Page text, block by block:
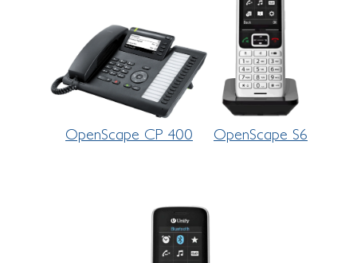
OpenScape CP 400 OpenScape S6